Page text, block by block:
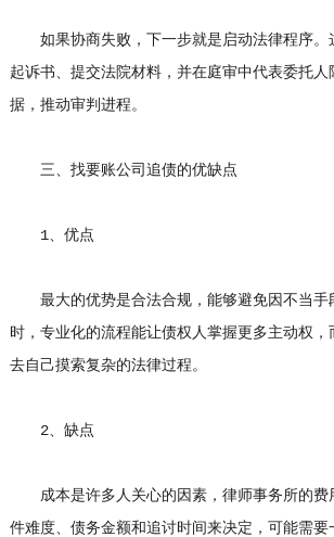
如果协商失败，下一步就是启动法律程序。
起诉书、提交法院材料，并在庭审中代表委托
据，推动审判进程。
三、找要账公司追债的优缺点
1、优点
最大的优势是合法合规，能够避免因不当手
时，专业化的流程能让债权人掌握更多主动权，
去自己摸索复杂的法律过程。
2、缺点
成本是许多人关心的因素，律师事务所的费
件难度、债务金额和追讨时间来决定，可能需要